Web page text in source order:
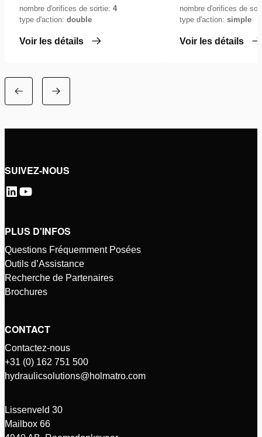
nombre d'orifices de sortie: 4
type d'action: double
Voir les détails
nombre d'orifices de
type d'action: simple
Voir les détails
SUIVEZ-NOUS
PLUS D'INFOS
Questions Fréquemment Posées
Outils d’Assistance
Recherche de Partenaires
Brochures
CONTACT
Contactez-nous
+31 (0) 162 751 500
hydraulicsolutions@holmatro.com
Lissenveld 30
Mailbox 66